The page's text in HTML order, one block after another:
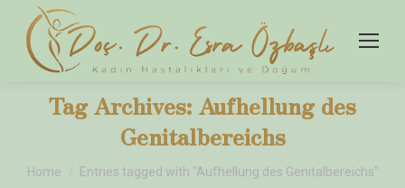
Tag Archives: Aufhellung des
Genitalbereichs
You are here:
Home Entries tagged with "Aufhellung des Genitalbereichs"